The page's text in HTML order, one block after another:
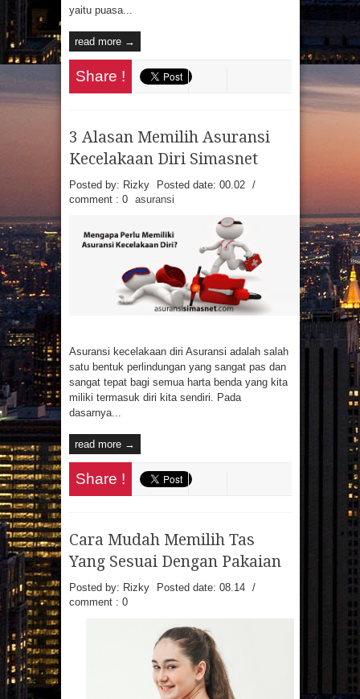
yaitu puasa...
read more →
Share !
3 Alasan Memilih Asuransi
Kecelakaan Diri Simasnet
Posted by: Rizky Posted date: 00.02
/
comment : 0
asuransi
Asuransi kecelakaan diri Asuransi adalah salah
satu bentuk perlindungan yang sangat pas dan
sangat tepat bagi semua harta benda yang kita
miliki termasuk diri kita sendiri. Pada
dasarnya...
read more →
Share !
Cara Mudah Memilih Tas
Yang Sesuai Dengan Pakaian
Posted by: Rizky Posted date: 08.14
/
comment : 0